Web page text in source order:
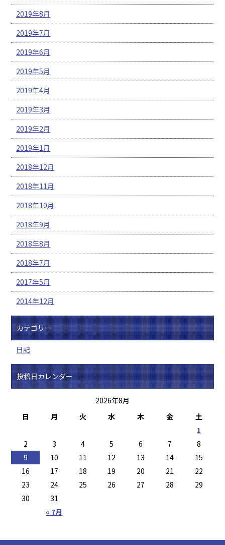
2019年8月
2019年7月
2019年6月
2019年5月
2019年4月
2019年3月
2019年2月
2019年1月
2018年12月
2018年11月
2018年10月
2018年9月
2018年8月
2018年7月
2017年5月
2014年12月
カテゴリー
日記
投稿日カレンダー
2026年8月
日
月 火 水 木 金 土
« 7月
1
2
3 4 5 6 7
8
9
10 11 12 13 14
15
16
17 18 19 20 21
22
23
24 25 26 27 28
29
30
31